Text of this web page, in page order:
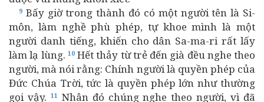
9 Bấy giờ trong thành đó có một người tên là Si-
môn, làm nghề phù phép, tự khoe mình là một
người danh tiếng, khiến cho dân Sa-ma-ri rất lấy
làm lạ lùng. 10Hết thảy từ trẻ đến già đều nghe theo
người, mà nói rằng: Chính người là quyền phép của
Đức Chúa Trời, tức là quyền phép lớn như thường
gọi vậy. 11 Nhân đó chúng nghe theo người, vì đã